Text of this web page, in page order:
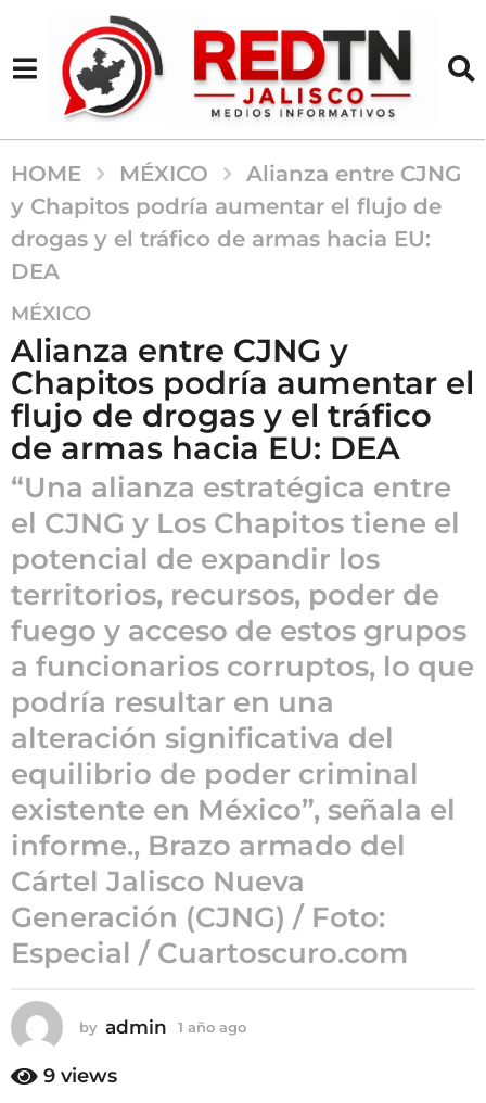
HOME MÉXICO
Alianza entre CJNG
y Chapitos podría aumentar el flujo de
drogas y el tráfico de armas hacia EU:
DEA
1
a
ñ
o
a
g
o
1
a
o
a
g
o
MÉXICO
Alianza entre CJNG y
Chapitos podría aumentar el
flujo de drogas y el tráfico
de armas hacia EU: DEA
“Una alianza estratégica entre
el CJNG y Los Chapitos tiene el
potencial de expandir los
territorios, recursos, poder de
fuego y acceso de estos grupos
a funcionarios corruptos, lo que
podría resultar en una
alteración significativa del
equilibrio de poder criminal
existente en México”, señala el
informe., Brazo armado del
Cártel Jalisco Nueva
Generación (CJNG) / Foto:
Especial / Cuartoscuro.com
by admin 1 año ago
9 views